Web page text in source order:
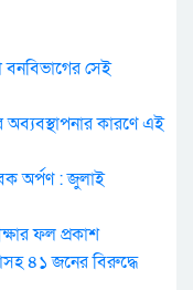
সেই
অব্যবস্থাপনার কারণে এই
অর্পণ : জুলাই
ফল প্রকাশ
৪১ জনের বিরুদ্ধে